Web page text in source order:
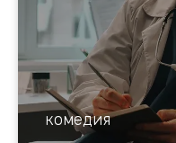
комедия